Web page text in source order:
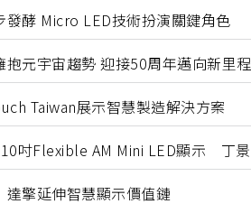
發酵 Micro LED技術扮演關鍵角色
抱元宇宙趨勢 迎接50周年邁向新里
Taiwan展示智慧製造解決方案
吋Flexible AM Mini LED顯示 丁
擎延伸智慧顯示價值鏈